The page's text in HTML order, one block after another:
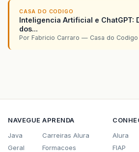
CASA DO CODIGO
Inteligencia Artificial e ChatGPT:
dos...
Por Fabricio Carraro — Casa do Codigo
NAVEGUE
Java
Geral
APRENDA
Carreiras Alura
Formacoes
Alura
FIAP